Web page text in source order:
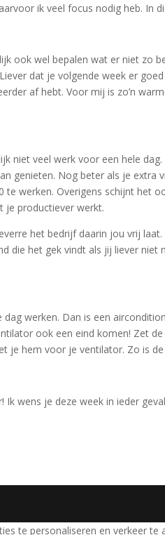
ik veel focus nodig heb. In
ook wel bepalen wat er niet zo
dat je volgende week er
af hebt. Voor mij is zo’n
niet veel werk voor een hele
genieten. Nog beter als je extra
werken. Overigens schijnt het
je productiever werkt.
het bedrijf daarin jou vrij
die het gek vindt als jij liever niet
werken. Dan is een
ook een eind komen! Zet
je hem voor je ventilator. Zo is
Ik wens je deze week in ieder
te personaliseren en verkeer